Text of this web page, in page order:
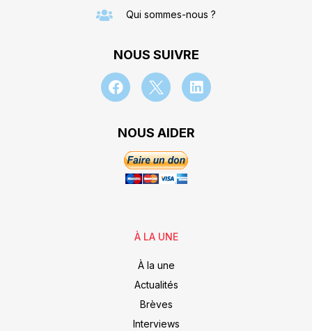
Qui sommes-nous ?
NOUS SUIVRE
NOUS AIDER
À LA UNE
À la une
Actualités
Brèves
Interviews